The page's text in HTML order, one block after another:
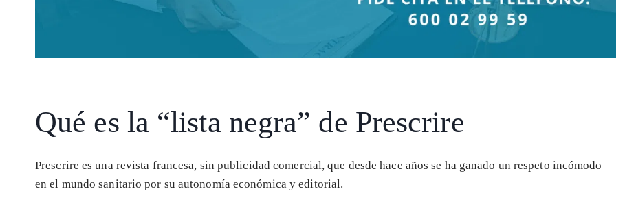
Qué es la “lista negra” de Prescrire
Prescrire es una revista francesa, sin publicidad comercial, que desde hace años se ha ganado un respeto incómodo
en el mundo sanitario por su autonomía económica y editorial.